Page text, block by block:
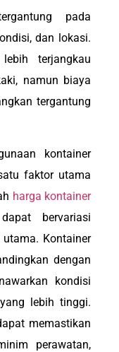
pada
dan lokasi.
terjangkau
namun biaya
tergantung
kontainer
faktor utama
harga kontainer
bervariasi
Kontainer
dengan
kondisi
lebih tinggi.
memastikan
perawatan,